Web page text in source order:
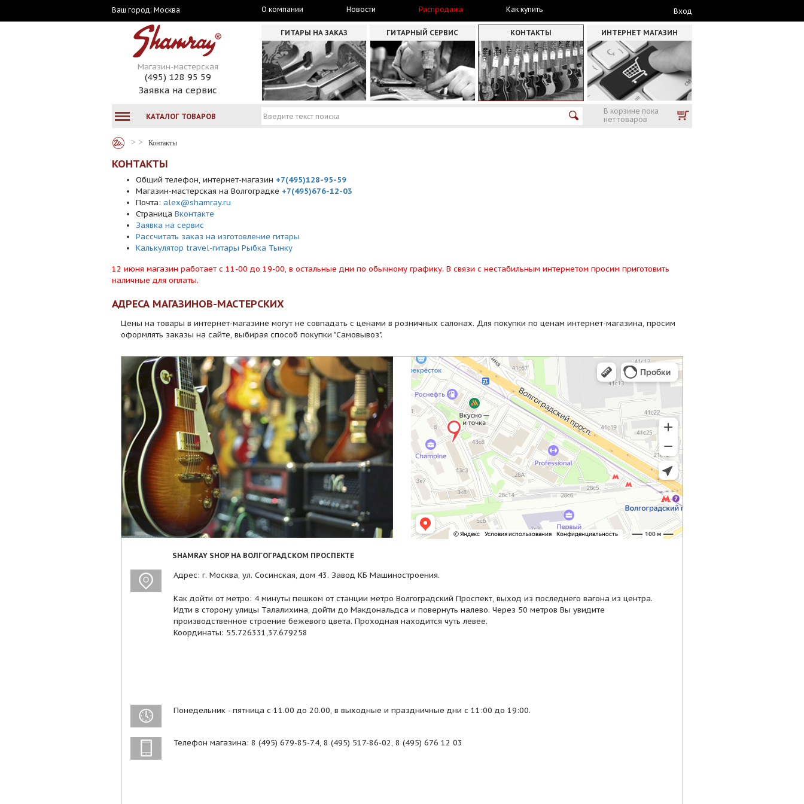
Ваш город: Москва О компании Новости Распродажа Как купить Вход
Магазин-мастерская
(495) 128 95 59
Заявка на сервис
ГИТАРЫ НА ЗАКАЗ ГИТАРНЫЙ СЕРВИС КОНТАКТЫ ИНТЕРНЕТ МАГАЗИН
КАТАЛОГ ТОВАРОВ
В корзине пока
нет товаров
Контакты
КОНТАКТЫ
Общий телефон, интернет-магазин +7(495)128-95-59
Магазин-мастерская на Волгоградке +7(495)676-12-03
Почта: alex@shamray.ru
Страница Вконтакте
Заявка на сервис
Рассчитать заказ на изготовление гитары
Калькулятор travel-гитары Рыбка Тынку
12 июня магазин работает с 11-00 до 19-00, в остальные дни по обычному графику. В связи с нестабильным интернетом просим приготовить
наличные для оплаты.
АДРЕСА МАГАЗИНОВ-МАСТЕРСКИХ
Цены на товары в интернет-магазине могут не совпадать с ценами в розничных салонах. Для покупки по ценам интернет-магазина, просим
оформлять заказы на сайте, выбирая способ покупки "Самовывоз".
SHAMRAY SHOP НА ВОЛГОГРАДСКОМ ПРОСПЕКТЕ
Адрес: г. Москва, ул. Сосинская, дом 43. Завод КБ Машиностроения.
Как дойти от метро: 4 минуты пешком от станции метро Волгоградский Проспект, выход из последнего вагона из центра.
Идти в сторону улицы Талалихина, дойти до Макдональдса и повернуть налево. Через 50 метров Вы увидите
производственное строение бежевого цвета. Проходная находится чуть левее.
Координаты: 55.726331,37.679258
Понедельник - пятница с 11.00 до 20.00, в выходные и праздничные дни с 11:00 до 19:00.
Телефон магазина: 8 (495) 679-85-74, 8 (495) 517-86-02, 8 (495) 676 12 03